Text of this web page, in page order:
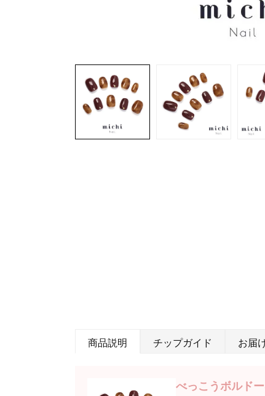
商品説明 チップガイド お届
べっこうボルド